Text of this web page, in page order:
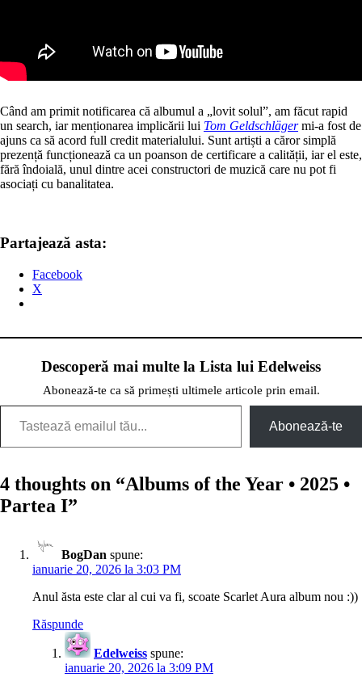
Când am primit notificarea că albumul a „lovit solul”, am făcut rapid
un search, iar menționarea implicării lui Tom Geldschläger mi-a fost de
ajuns ca să acord full credit materialului. Sunt artiști a căror simplă
prezență funcționează ca un poanson de certificare a calității, iar el este,
fără îndoială, unul dintre acei constructori de muzică care nu pot fi
asociați cu banalitatea.
Partajează asta:
Facebook
X
Descoperă mai multe la Lista lui Edelweiss
Abonează-te ca să primești ultimele articole prin email.
Tastează emailul tău...
Abonează-te
4 thoughts on “Albums of the Year • 2025 •
Partea I”
BogDan spune:
ianuarie 20, 2026 la 3:03 PM
Anul ăsta este clar al cui va fi, scoate Scarlet Aura album nou :))
Răspunde
Edelweiss spune:
ianuarie 20, 2026 la 3:09 PM